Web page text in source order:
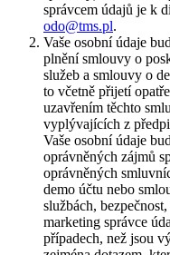
správcem údajů je k
odo@tms.pl.
Vaše osobní údaje
plnění smlouvy o
služeb a smlouvy o
to včetně přijetí
uzavřením těchto
vyplývajících z
Vaše osobní údaje
oprávněných zájmů
oprávněných
demo účtu nebo
službách,
marketing správce
případech, než jsou